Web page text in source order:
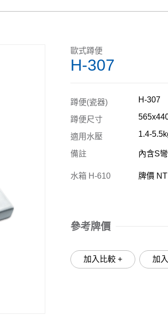
歐式蹲便
H-307
蹲便(瓷器) H-307
蹲便尺寸
適用水壓 1.4-
備註 內含S
水箱 H-610 牌價
參考牌價
加入比較 +